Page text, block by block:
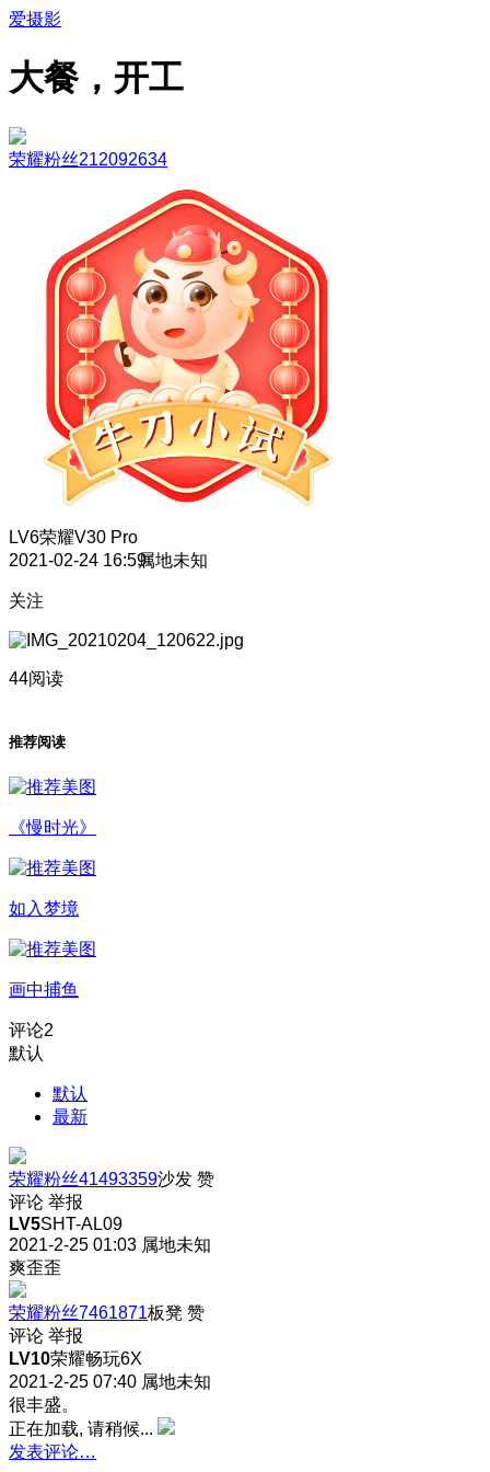
爱摄影
大餐，开工
荣耀粉丝212092634
LV6荣耀V30 Pro
2021-02-24 16:59属地未知
关注
44阅读
推荐阅读
《慢时光》
如入梦境
画中捕鱼
评论2
默认
默认
最新
荣耀粉丝41493359沙发 赞
评论 举报
LV5SHT-AL09
2021-2-25 01:03 属地未知
爽歪歪
荣耀粉丝7461871板凳 赞
评论 举报
LV10荣耀畅玩6X
2021-2-25 07:40 属地未知
很丰盛。
正在加载, 请稍候...
发表评论…